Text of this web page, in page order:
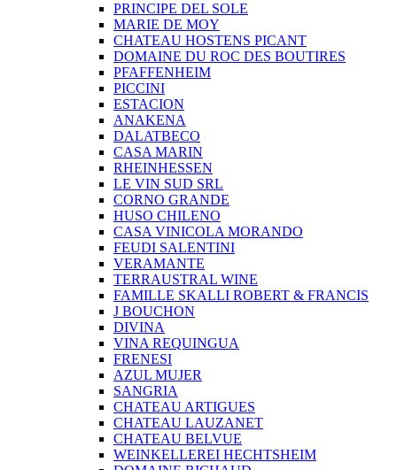
PRINCIPE DEL SOLE
MARIE DE MOY
CHATEAU HOSTENS PICANT
DOMAINE DU ROC DES BOUTIRES
PFAFFENHEIM
PICCINI
ESTACION
ANAKENA
DALATBECO
CASA MARIN
RHEINHESSEN
LE VIN SUD SRL
CORNO GRANDE
HUSO CHILENO
CASA VINICOLA MORANDO
FEUDI SALENTINI
VERAMANTE
TERRAUSTRAL WINE
FAMILLE SKALLI ROBERT & FRANCIS
J BOUCHON
DIVINA
VINA REQUINGUA
FRENESI
AZUL MUJER
SANGRIA
CHATEAU ARTIGUES
CHATEAU LAUZANET
CHATEAU BELVUE
WEINKELLEREI HECHTSHEIM